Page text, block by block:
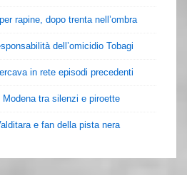
rapine, dopo trenta nell’ombra
dell’omicidio Tobagi
in rete episodi precedenti
tra silenzi e piroette
e fan della pista nera